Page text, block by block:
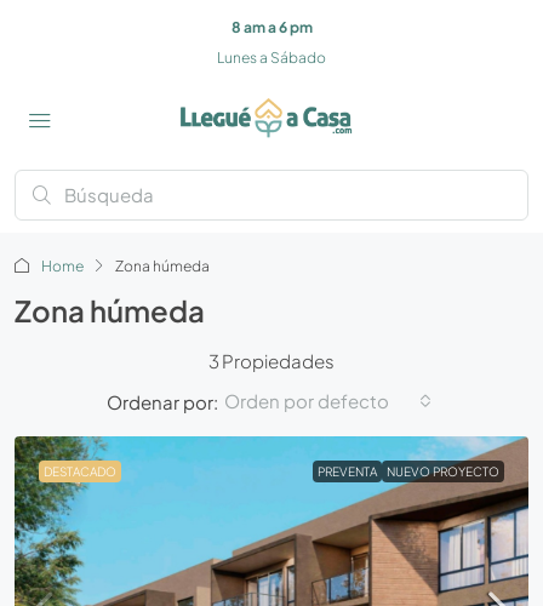
8 am a 6 pm
Lunes a Sábado
Home Zona húmeda
Zona húmeda
3 Propiedades
Ordenar por: Orden por defecto
DESTACADO PREVENTA NUEVO PROYECTO